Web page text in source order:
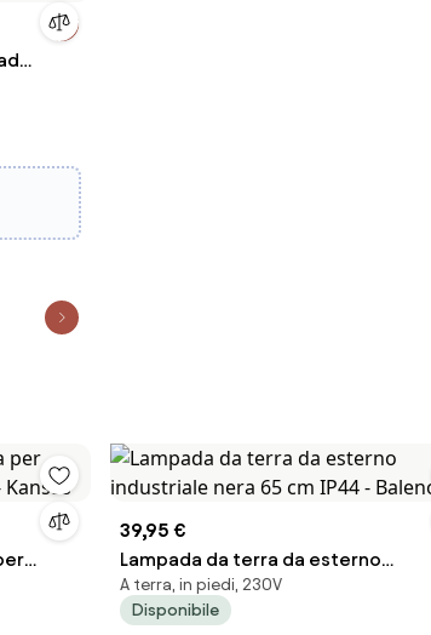
39,95 €
Lampada da terra da esterno
industriale nera 65 cm IP44 - Baleno
A terra, in piedi, 230V
Disponibile